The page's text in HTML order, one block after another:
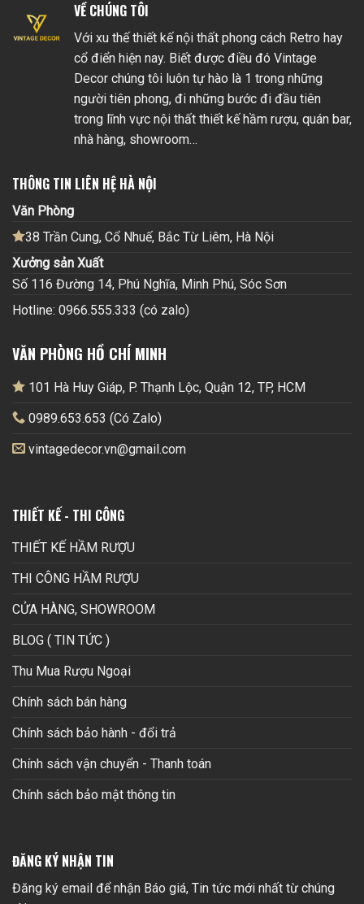
VỀ CHÚNG TÔI
Với xu thế thiết kế nội thất phong cách Retro hay
cổ điển hiện nay. Biết được điều đó Vintage
Decor chúng tôi luôn tự hào là 1 trong những
người tiên phong, đi những bước đi đầu tiên
trong lĩnh vực nội thất thiết kế hầm rượu, quán bar,
nhà hàng, showroom…
THÔNG TIN LIÊN HỆ HÀ NỘI
Văn Phòng
38 Trần Cung, Cổ Nhuế, Bắc Từ Liêm, Hà Nội
Xưởng sản Xuất
Số 116 Đường 14, Phú Nghĩa, Minh Phú, Sóc Sơn
Hotline: 0966.555.333 (có zalo)
VĂN PHÒNG HỒ CHÍ MINH
101 Hà Huy Giáp, P. Thạnh Lộc, Quận 12, TP, HCM
0989.653.653 (Có Zalo)
vintagedecor.vn@gmail.com
THIẾT KẾ - THI CÔNG
THIẾT KẾ HẦM RƯỢU
THI CÔNG HẦM RƯỢU
CỬA HÀNG, SHOWROOM
BLOG ( TIN TỨC )
Thu Mua Rượu Ngoại
Chính sách bán hàng
Chính sách bảo hành - đổi trả
Chính sách vận chuyển - Thanh toán
Chính sách bảo mật thông tin
ĐĂNG KÝ NHẬN TIN
Đăng ký email để nhận Báo giá, Tin tức mới nhất từ chúng